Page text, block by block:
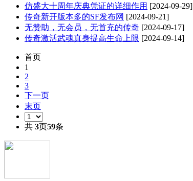
仿盛大十周年庆典凭证的详细作用 [2024-09-29]
传奇新开版本多的SF发布网 [2024-09-21]
无赞助，无会员，无首充的传奇 [2024-09-17]
传奇激活武魂真身提高生命上限 [2024-09-14]
首页
1
2
3
下一页
末页
共 3页59条